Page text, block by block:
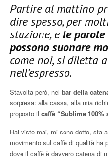
Partire al mattino
dire spesso, per
stazione, ele parole
possono suonare
come noi, si diletta a
nell’espresso.
Stavolta però, nel bar della
sorpresa: alla cassa, alla mia
proposto il caffè “Sublime 100%
Hai visto mai, mi sono detto, sta
movimento sul caffè di qualità ha
dove il caffè è davvero catena di